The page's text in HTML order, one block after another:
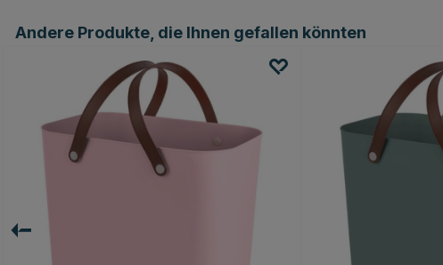
Andere Produkte, die Ihnen gefallen könnten